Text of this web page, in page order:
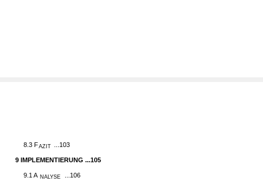
8.3 FAZIT ...103
9 IMPLEMENTIERUNG ...105
9.1 A NALYSE
...106